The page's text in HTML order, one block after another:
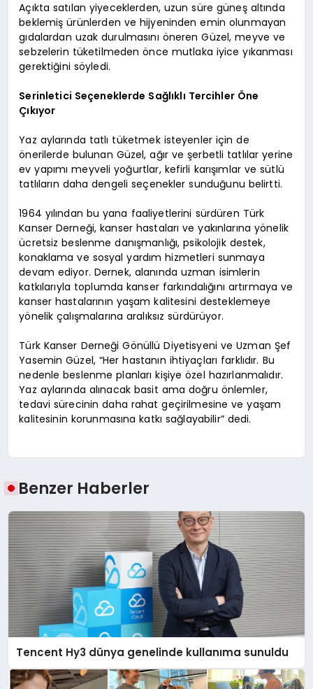
Açıkta satılan yiyeceklerden, uzun süre güneş altında
beklemiş ürünlerden ve hijyeninden emin olunmayan
gıdalardan uzak durulmasını öneren Güzel, meyve ve
sebzelerin tüketilmeden önce mutlaka iyice yıkanması
gerektiğini söyledi.
Serinletici Seçeneklerde Sağlıklı Tercihler Öne
Çıkıyor
Yaz aylarında tatlı tüketmek isteyenler için de
önerilerde bulunan Güzel, ağır ve şerbetli tatlılar yerine
ev yapımı meyveli yoğurtlar, kefirli karışımlar ve sütlü
tatlıların daha dengeli seçenekler sunduğunu belirtti.
1964 yılından bu yana faaliyetlerini sürdüren Türk
Kanser Derneği, kanser hastaları ve yakınlarına yönelik
ücretsiz beslenme danışmanlığı, psikolojik destek,
konaklama ve sosyal yardım hizmetleri sunmaya
devam ediyor. Dernek, alanında uzman isimlerin
katkılarıyla toplumda kanser farkındalığını artırmaya ve
kanser hastalarının yaşam kalitesini desteklemeye
yönelik çalışmalarına aralıksız sürdürüyor.
Türk Kanser Derneği Gönüllü Diyetisyeni ve Uzman Şef
Yasemin Güzel, “Her hastanın ihtiyaçları farklıdır. Bu
nedenle beslenme planları kişiye özel hazırlanmalıdır.
Yaz aylarında alınacak basit ama doğru önlemler,
tedavi sürecinin daha rahat geçirilmesine ve yaşam
kalitesinin korunmasına katkı sağlayabilir” dedi.
Benzer Haberler
Tencent Hy3 dünya genelinde kullanıma sunuldu